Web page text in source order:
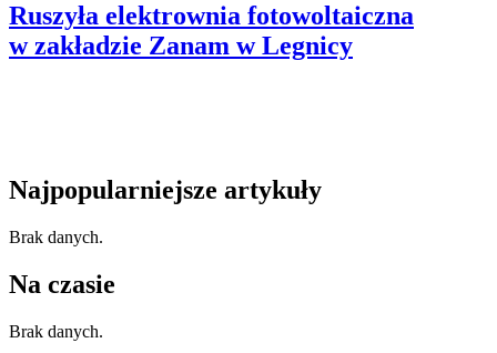
Ruszyła elektrownia fotowoltaiczna
w zakładzie Zanam w Legnicy
Najpopularniejsze artykuły
Brak danych.
Na czasie
Brak danych.